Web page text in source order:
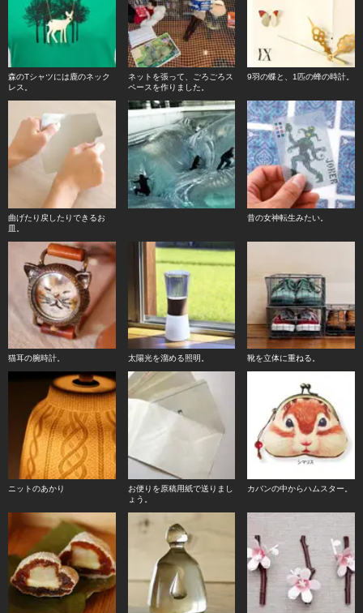
森のTシャツには鹿のネック
レス。
ネットを張って、ごろごろス
ペースを作りました。
9羽の蝶と、1匹の蜂の時計。
曲げたり戻したりできるお
皿。
昔の女神転生みたい。
猫耳の腕時計。 太陽光を溜める照明。 靴を立体に重ねる。
ニットのあかり
お便りを原稿用紙で送りまし
ょう。
カバンの中からハムスター。